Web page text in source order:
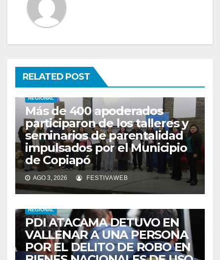
RELATED POST
REGIONAL
Más de 400 apoderados
participaron de los talleres y
seminarios de parentalidad
impulsados por el Municipio
de Copiapó
AGO 3, 2026 FESTIVAWEB
REGIONAL
PDI ATACAMA DETUVO EN
VALLENAR A UNA PERSONA
POR EL DELITO DE ROBO EN